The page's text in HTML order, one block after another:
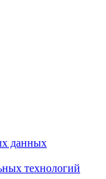
данных
технологий